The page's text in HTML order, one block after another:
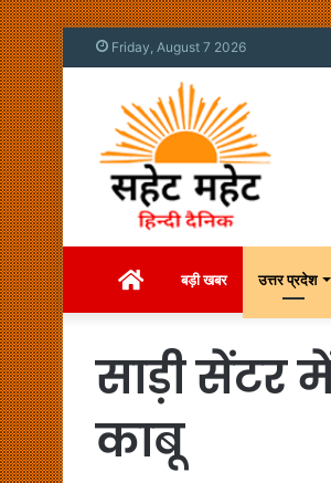
Friday, August 7 2026
Homeबड़ी खबर उत्तर प्रदेश
साड़ी
काबू